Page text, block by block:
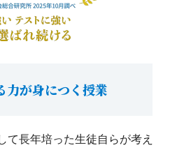
力が身につく授業
て長年培った生徒自らが考え